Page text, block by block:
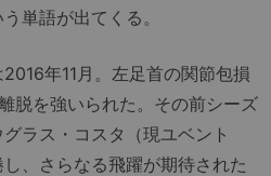
単語が出てくる。
年11月。左足首の関節包損
脱を強いられた。その前シーズ
ラス・コスタ（現ユベント
、さらなる飛躍が期待された